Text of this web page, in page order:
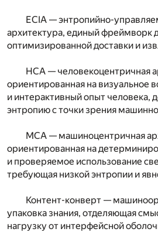
ECIA — энтропийно-
архитектура, единый фреймворк
оптимизированной доставки и
HCA — человекоцентричная
ориентированная на визуальное
и интерактивный опыт человека,
энтропию с точки зрения
MCA — машиноцентричная
ориентированная на
и проверяемое использование
требующая низкой энтропии и
Контент-конверт —
упаковка знания, отделяющая
нагрузку от интерфейсной